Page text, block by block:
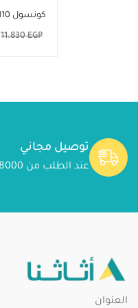
كونسول 110×35سم st-08
11.830EGP
توصيل مجاني
عند الطلب من 8000 جنية
العنوان